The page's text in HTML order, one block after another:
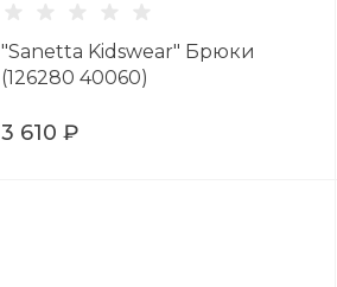
"Sanetta Kidswear" Брюки
(126280 40060)
3 610 ₽